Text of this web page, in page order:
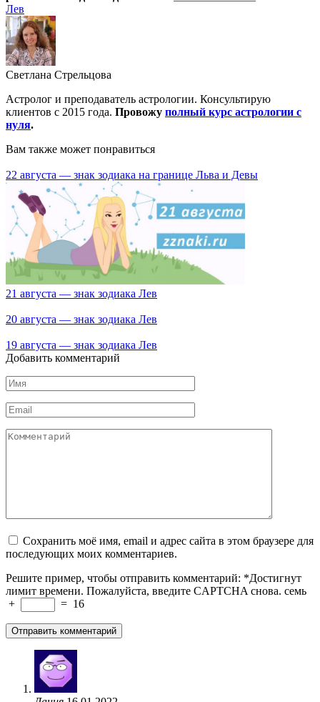
Лев
Светлана Стрельцова
Астролог и преподаватель астрологии. Консультирую
клиентов с 2015 года. Провожу полный курс астрологии с
нуля.
Вам также может понравиться
22 августа — знак зодиака на границе Льва и Девы
21 августа — знак зодиака Лев
20 августа — знак зодиака Лев
19 августа — знак зодиака Лев
Добавить комментарий
Имя
*
Email
*
Комментарий
Сохранить моё имя, email и адрес сайта в этом браузере для
последующих моих комментариев.
Решите пример, чтобы отправить комментарий: *Достигнут
лимит времени. Пожалуйста, введите CAPTCHA снова. семь
+
= 16